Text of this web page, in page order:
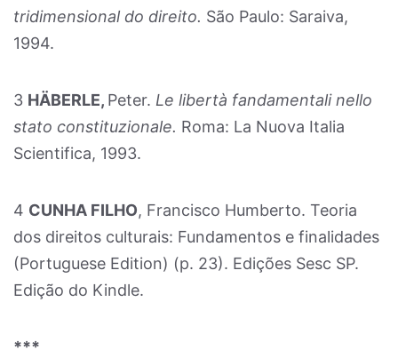
tridimensional do direito. São Paulo: Saraiva,
1994.
3 HÄBERLE, Peter. Le libertà fandamentali nello
stato constituzionale. Roma: La Nuova Italia
Scientifica, 1993.
4 CUNHA FILHO, Francisco Humberto. Teoria
dos direitos culturais: Fundamentos e finalidades
(Portuguese Edition) (p. 23). Edições Sesc SP.
Edição do Kindle.